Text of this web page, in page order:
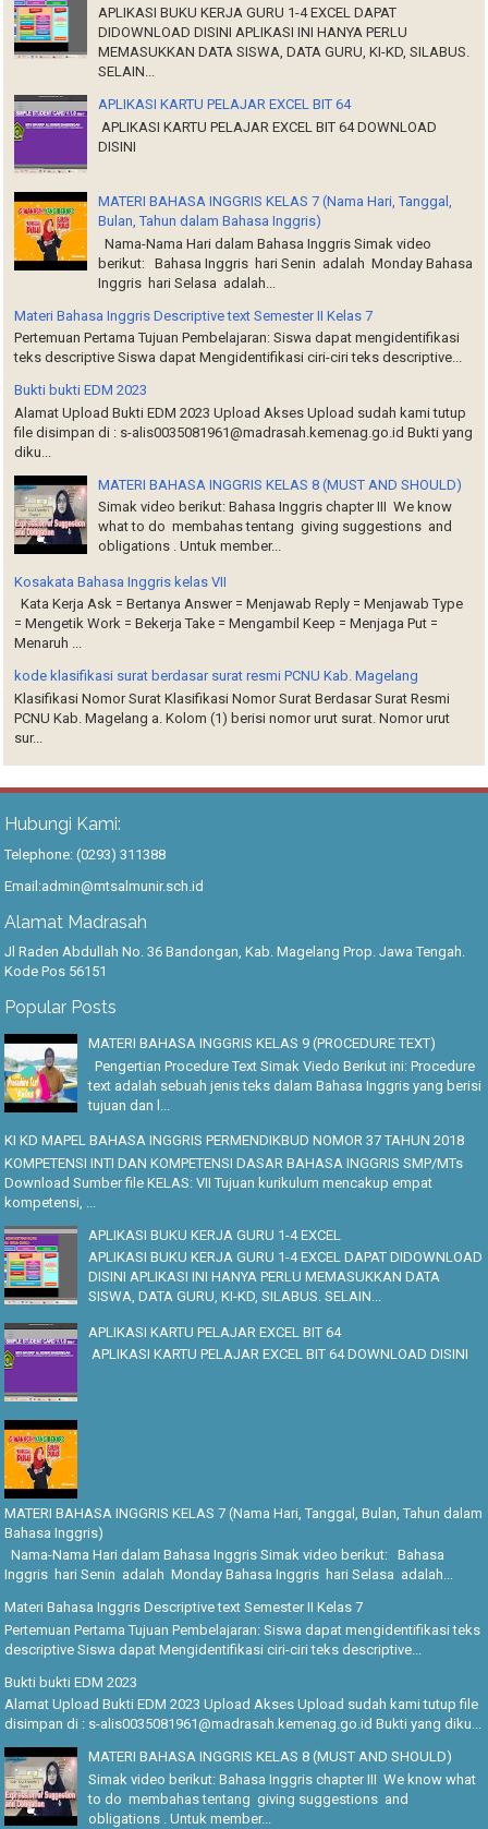
APLIKASI BUKU KERJA GURU 1-4 EXCEL DAPAT
DIDOWNLOAD DISINI APLIKASI INI HANYA PERLU
MEMASUKKAN DATA SISWA, DATA GURU, KI-KD, SILABUS.
SELAIN...
APLIKASI KARTU PELAJAR EXCEL BIT 64
APLIKASI KARTU PELAJAR EXCEL BIT 64 DOWNLOAD
DISINI
MATERI BAHASA INGGRIS KELAS 7 (Nama Hari, Tanggal,
Bulan, Tahun dalam Bahasa Inggris)
Nama-Nama Hari dalam Bahasa Inggris Simak video
berikut: Bahasa Inggris hari Senin adalah Monday Bahasa
Inggris hari Selasa adalah...
Materi Bahasa Inggris Descriptive text Semester II Kelas 7
Pertemuan Pertama Tujuan Pembelajaran: Siswa dapat mengidentifikasi
teks descriptive Siswa dapat Mengidentifikasi ciri-ciri teks descriptive...
Bukti bukti EDM 2023
Alamat Upload Bukti EDM 2023 Upload Akses Upload sudah kami tutup
file disimpan di : s-alis0035081961@madrasah.kemenag.go.id Bukti yang
diku...
MATERI BAHASA INGGRIS KELAS 8 (MUST AND SHOULD)
Simak video berikut: Bahasa Inggris chapter III We know
what to do membahas tentang giving suggestions and
obligations . Untuk member...
Kosakata Bahasa Inggris kelas VII
Kata Kerja Ask = Bertanya Answer = Menjawab Reply = Menjawab Type
= Mengetik Work = Bekerja Take = Mengambil Keep = Menjaga Put =
Menaruh ...
kode klasifikasi surat berdasar surat resmi PCNU Kab. Magelang
Klasifikasi Nomor Surat Klasifikasi Nomor Surat Berdasar Surat Resmi
PCNU Kab. Magelang a. Kolom (1) berisi nomor urut surat. Nomor urut
sur...
Hubungi Kami:
Telephone: (0293) 311388
Email:admin@mtsalmunir.sch.id
Alamat Madrasah
Jl Raden Abdullah No. 36 Bandongan, Kab. Magelang Prop. Jawa Tengah.
Kode Pos 56151
Popular Posts
MATERI BAHASA INGGRIS KELAS 9 (PROCEDURE TEXT)
Pengertian Procedure Text Simak Viedo Berikut ini: Procedure
text adalah sebuah jenis teks dalam Bahasa Inggris yang berisi
tujuan dan l...
KI KD MAPEL BAHASA INGGRIS PERMENDIKBUD NOMOR 37 TAHUN 2018
KOMPETENSI INTI DAN KOMPETENSI DASAR BAHASA INGGRIS SMP/MTs
Download Sumber file KELAS: VII Tujuan kurikulum mencakup empat
kompetensi, ...
APLIKASI BUKU KERJA GURU 1-4 EXCEL
APLIKASI BUKU KERJA GURU 1-4 EXCEL DAPAT DIDOWNLOAD
DISINI APLIKASI INI HANYA PERLU MEMASUKKAN DATA
SISWA, DATA GURU, KI-KD, SILABUS. SELAIN...
APLIKASI KARTU PELAJAR EXCEL BIT 64
APLIKASI KARTU PELAJAR EXCEL BIT 64 DOWNLOAD DISINI
MATERI BAHASA INGGRIS KELAS 7 (Nama Hari, Tanggal, Bulan, Tahun dalam
Bahasa Inggris)
Nama-Nama Hari dalam Bahasa Inggris Simak video berikut: Bahasa
Inggris hari Senin adalah Monday Bahasa Inggris hari Selasa adalah...
Materi Bahasa Inggris Descriptive text Semester II Kelas 7
Pertemuan Pertama Tujuan Pembelajaran: Siswa dapat mengidentifikasi teks
descriptive Siswa dapat Mengidentifikasi ciri-ciri teks descriptive...
Bukti bukti EDM 2023
Alamat Upload Bukti EDM 2023 Upload Akses Upload sudah kami tutup file
disimpan di : s-alis0035081961@madrasah.kemenag.go.id Bukti yang diku...
MATERI BAHASA INGGRIS KELAS 8 (MUST AND SHOULD)
Simak video berikut: Bahasa Inggris chapter III We know what
to do membahas tentang giving suggestions and
obligations . Untuk member...